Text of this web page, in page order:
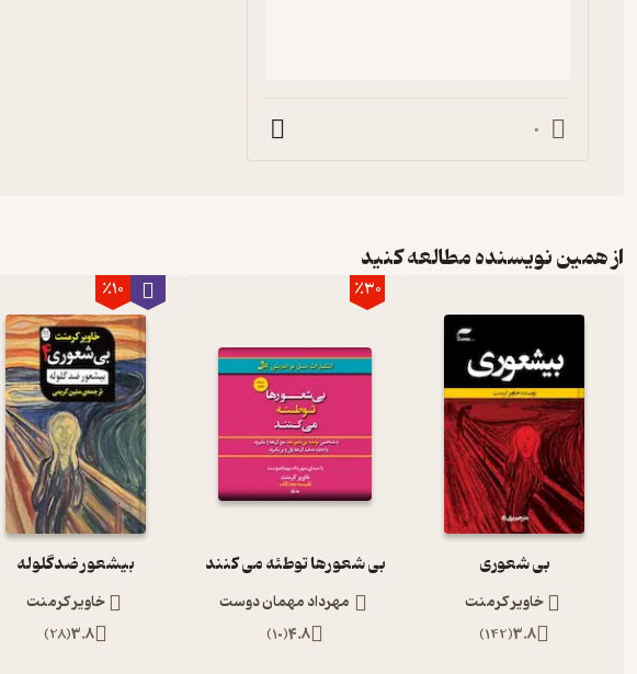
0
از همین نویسنده مطالعه کنید
بی شعوری
خاویر کرمنت
3.8
(
142
)
٪30
بی شعورها توطئه می کنند
مهرداد مهمان دوست
4.8
(
10
)
٪10
بیشعور ضدگلوله
خاویر کرمنت
3.8
(
28
)